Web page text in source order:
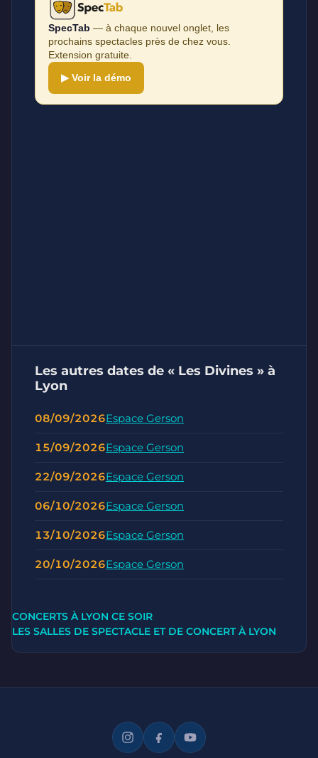
SpecTab — à chaque nouvel onglet, les
prochains spectacles près de chez vous.
Extension gratuite.
▶ Voir la démo
Les autres dates de « Les Divines » à
Lyon
08/09/2026Espace Gerson
15/09/2026Espace Gerson
22/09/2026Espace Gerson
06/10/2026Espace Gerson
13/10/2026Espace Gerson
20/10/2026Espace Gerson
CONCERTS À LYON CE SOIR
LES SALLES DE SPECTACLE ET DE CONCERT À LYON